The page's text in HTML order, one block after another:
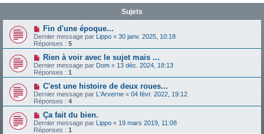
Sujets
Fin d'une époque...
Dernier message par Lippo « 30 janv. 2025, 10:18
Réponses : 5
Rien à voir avec le sujet mais ...
Dernier message par Dom « 13 déc. 2024, 18:13
Réponses : 1
C'est une histoire de deux roues...
Dernier message par L'Arverne « 04 févr. 2022, 19:12
Réponses : 4
Ça fait du bien.
Dernier message par Lippo « 19 mars 2019, 11:08
Réponses : 1